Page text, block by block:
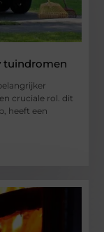
tuindromen
cruciale rol. dit
heeft een